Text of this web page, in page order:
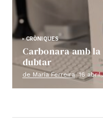
CRÒNIQUES
Carbonara amb
dubtar
de María Ferreira 16